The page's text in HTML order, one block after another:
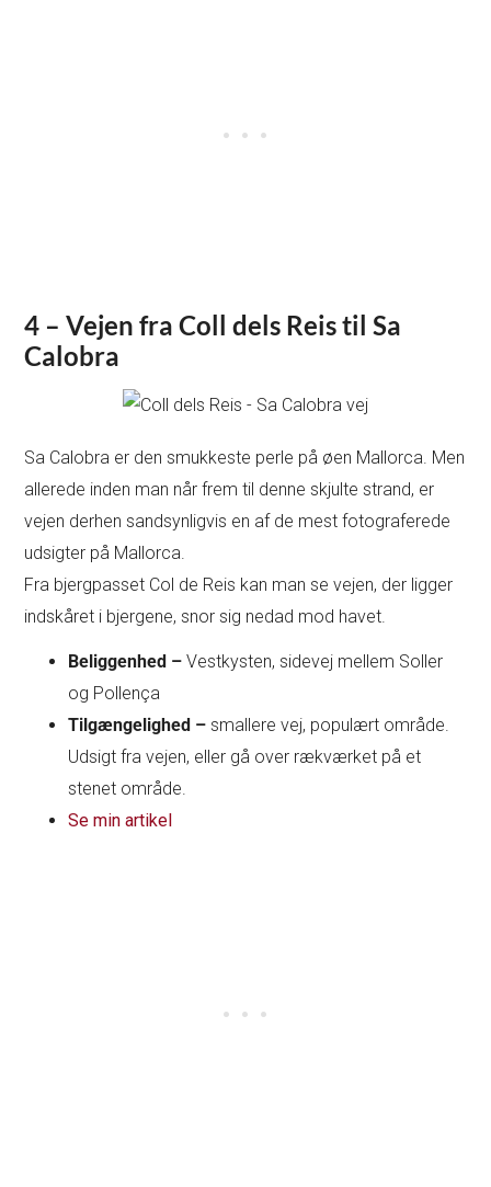
4 – Vejen fra Coll dels Reis til Sa
Calobra
Sa Calobra er den smukkeste perle på øen Mallorca. Men
allerede inden man når frem til denne skjulte strand, er
vejen derhen sandsynligvis en af de mest fotograferede
udsigter på Mallorca.
Fra bjergpasset Col de Reis kan man se vejen, der ligger
indskåret i bjergene, snor sig nedad mod havet.
Beliggenhed –Vestkysten, sidevej mellem Soller
og Pollença
Tilgængelighed –smallere vej, populært område.
Udsigt fra vejen, eller gå over rækværket på et
stenet område.
Se min artikel